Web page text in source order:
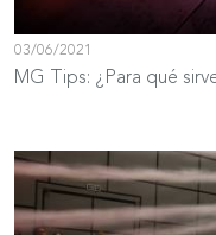
03/06/2021
MG Tips: ¿Para qué